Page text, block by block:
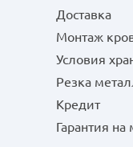
Эксплуатация при
Доставка
Монтаж
Условия
Резка
Кредит
Гарантия